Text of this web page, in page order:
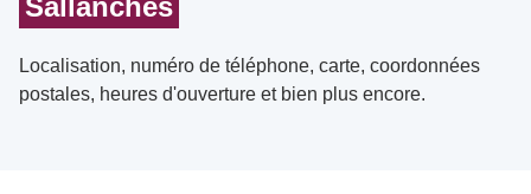
Sallanches
Localisation, numéro de téléphone, carte, coordonnées
postales, heures d'ouverture et bien plus encore.